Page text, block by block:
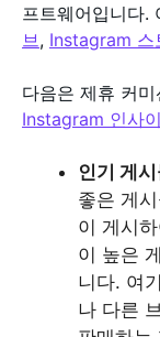
프트웨어입니다.
브 , Instagram 스
다음은 제휴 커
Instagram 인사
인기 게
좋은 게
이 게시
이 높은
니다. 여
나 다른